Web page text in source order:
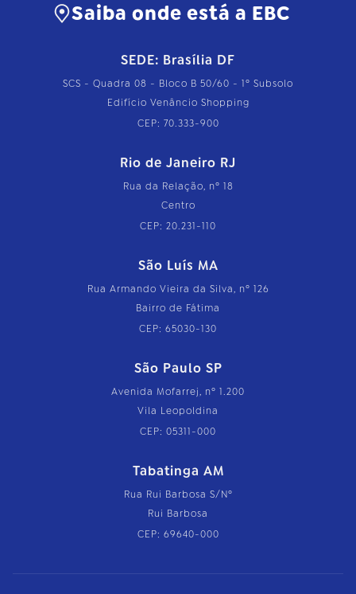
Saiba onde está a EBC
SEDE: Brasília DF
SCS - Quadra 08 - Bloco B 50/60 - 1º Subsolo
Edifício Venâncio Shopping
CEP: 70.333-900
Rio de Janeiro RJ
Rua da Relação, nº 18
Centro
CEP: 20.231-110
São Luís MA
Rua Armando Vieira da Silva, nº 126
Bairro de Fátima
CEP: 65030-130
São Paulo SP
Avenida Mofarrej, nº 1.200
Vila Leopoldina
CEP: 05311-000
Tabatinga AM
Rua Rui Barbosa S/Nº
Rui Barbosa
CEP: 69640-000